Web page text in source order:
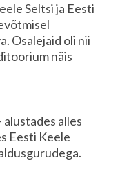
Seltsi ja Eesti
Osalejaid oli nii
näis
alles
Eesti Keele